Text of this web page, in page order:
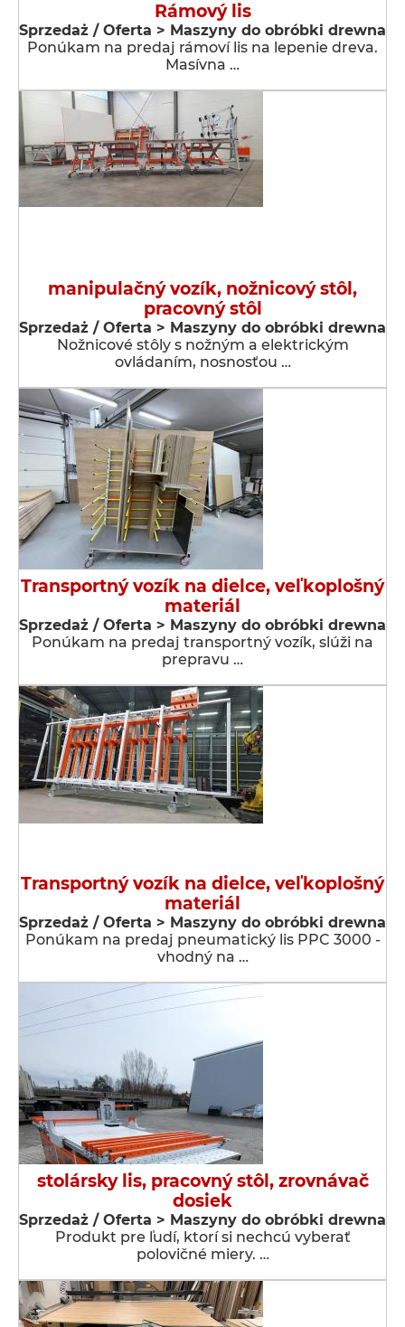
Rámový lis
Sprzedaż / Oferta > Maszyny do obróbki drewna
Ponúkam na predaj rámoví lis na lepenie dreva.
Masívna …
manipulačný vozík, nožnicový stôl,
pracovný stôl
Sprzedaż / Oferta > Maszyny do obróbki drewna
Nožnicové stôly s nožným a elektrickým
ovládaním, nosnosťou …
Transportný vozík na dielce, veľkoplošný
materiál
Sprzedaż / Oferta > Maszyny do obróbki drewna
Ponúkam na predaj transportný vozík, slúži na
prepravu …
Transportný vozík na dielce, veľkoplošný
materiál
Sprzedaż / Oferta > Maszyny do obróbki drewna
Ponúkam na predaj pneumatický lis PPC 3000 -
vhodný na …
stolársky lis, pracovný stôl, zrovnávač
dosiek
Sprzedaż / Oferta > Maszyny do obróbki drewna
Produkt pre ľudí, ktorí si nechcú vyberať
polovičné miery. …